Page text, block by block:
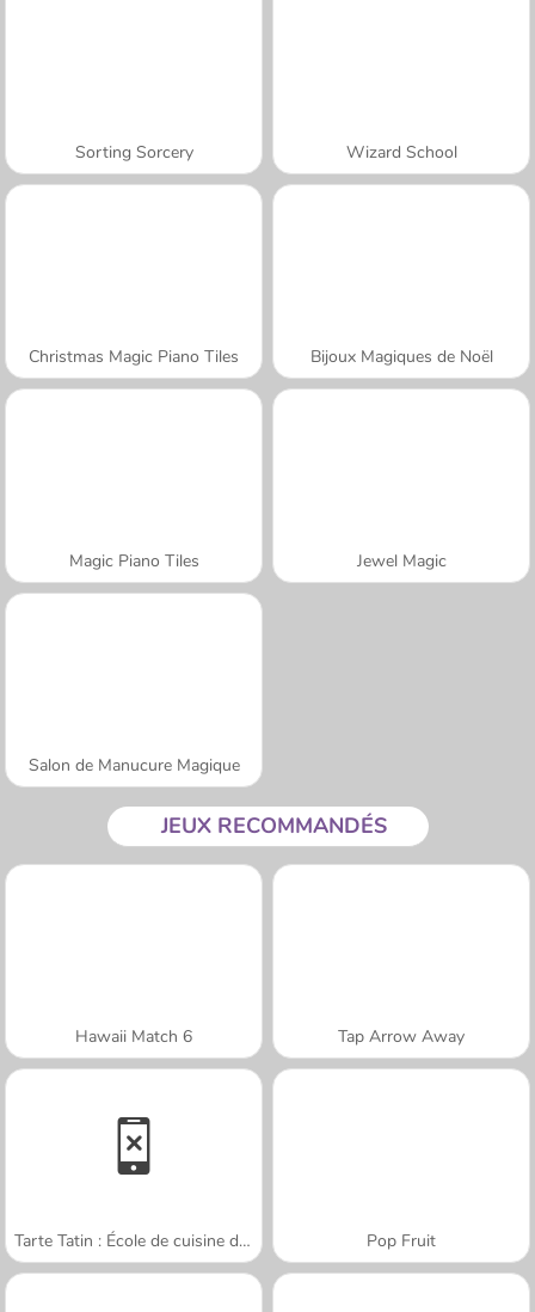
Sorting Sorcery Wizard School
Christmas Magic Piano Tiles Bijoux Magiques de Noël
Magic Piano Tiles Jewel Magic
Salon de Manucure Magique
JEUX RECOMMANDÉS
Hawaii Match 6 Tap Arrow Away
Tarte Tatin : École de cuisine de Sara Pop Fruit